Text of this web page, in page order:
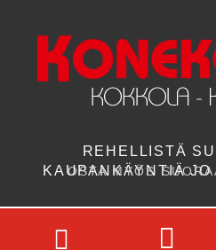
REHELLISTÄ
KAUPANKÄYNTIÄ
OSTA MYÖS